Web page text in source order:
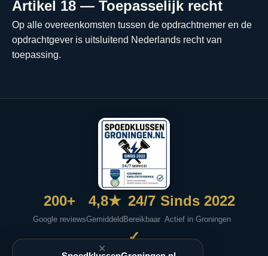
Artikel 18 — Toepasselijk recht
Op alle overeenkomsten tussen de opdrachtnemer en de
opdrachtgever is uitsluitend Nederlands recht van
toepassing.
200+
Google reviews
4,8★
Gemiddeld
24/7
Bereikbaar
Sinds 2022
Actief in Groningen
✓
✕